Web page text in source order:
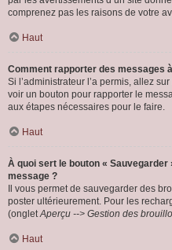
comprenez pas les raisons de votre
Haut
Comment rapporter des messages
Si l’administrateur l’a permis, allez
voir un bouton pour rapporter le
aux étapes nécessaires pour le faire.
Haut
À quoi sert le bouton « Sauvegarder
message ?
Il vous permet de sauvegarder des
poster ultérieurement. Pour les
(ongletAperçu --> Gestion des
Haut